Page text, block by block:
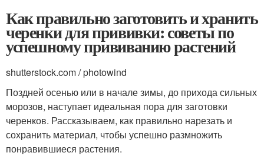
Как правильно заготовить и хранить
черенки для прививки: советы по
успешному прививанию растений
shutterstock.com / photowind
Поздней осенью или в начале зимы, до прихода сильных
морозов, наступает идеальная пора для заготовки
черенков. Рассказываем, как правильно нарезать и
сохранить материал, чтобы успешно размножить
понравившиеся растения.